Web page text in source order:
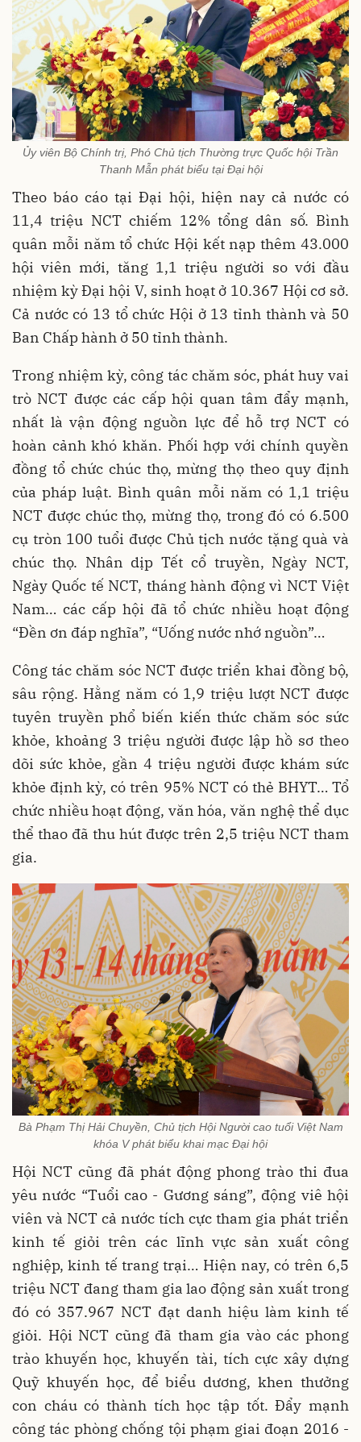
Ủy viên Bộ Chính trị, Phó Chủ tịch Thường trực Quốc hội Trần
Thanh Mẫn phát biểu tại Đại hội
Theo báo cáo tại Đại hội, hiện nay cả nước có
11,4 triệu NCT chiếm 12% tổng dân số. Bình
quân mỗi năm tổ chức Hội kết nạp thêm 43.000
hội viên mới, tăng 1,1 triệu người so với đầu
nhiệm kỳ Đại hội V, sinh hoạt ở 10.367 Hội cơ sở.
Cả nước có 13 tổ chức Hội ở 13 tỉnh thành và 50
Ban Chấp hành ở 50 tỉnh thành.
Trong nhiệm kỳ, công tác chăm sóc, phát huy vai
trò NCT được các cấp hội quan tâm đẩy mạnh,
nhất là vận động nguồn lực để hỗ trợ NCT có
hoàn cảnh khó khăn. Phối hợp với chính quyền
đồng tổ chức chúc thọ, mừng thọ theo quy định
của pháp luật. Bình quân mỗi năm có 1,1 triệu
NCT được chúc thọ, mừng thọ, trong đó có 6.500
cụ tròn 100 tuổi được Chủ tịch nước tặng quà và
chúc thọ. Nhân dịp Tết cổ truyền, Ngày NCT,
Ngày Quốc tế NCT, tháng hành động vì NCT Việt
Nam… các cấp hội đã tổ chức nhiều hoạt động
“Đền ơn đáp nghĩa”, “Uống nước nhớ nguồn”…
Công tác chăm sóc NCT được triển khai đồng bộ,
sâu rộng. Hằng năm có 1,9 triệu lượt NCT được
tuyên truyền phổ biến kiến thức chăm sóc sức
khỏe, khoảng 3 triệu người được lập hồ sơ theo
dõi sức khỏe, gần 4 triệu người được khám sức
khỏe định kỳ, có trên 95% NCT có thẻ BHYT… Tổ
chức nhiều hoạt động, văn hóa, văn nghệ thể dục
thể thao đã thu hút được trên 2,5 triệu NCT tham
gia.
Bà Phạm Thị Hải Chuyền, Chủ tịch Hội Người cao tuổi Việt Nam
khóa V phát biểu khai mạc Đại hội
Hội NCT cũng đã phát động phong trào thi đua
yêu nước “Tuổi cao - Gương sáng”, động viê hội
viên và NCT cả nước tích cực tham gia phát triển
kinh tế giỏi trên các lĩnh vực sản xuất công
nghiệp, kinh tế trang trại… Hiện nay, có trên 6,5
triệu NCT đang tham gia lao động sản xuất trong
đó có 357.967 NCT đạt danh hiệu làm kinh tế
giỏi. Hội NCT cũng đã tham gia vào các phong
trào khuyến học, khuyến tài, tích cực xây dựng
Quỹ khuyến học, để biểu dương, khen thưởng
con cháu có thành tích học tập tốt. Đẩy mạnh
công tác phòng chống tội phạm giai đoạn 2016 -